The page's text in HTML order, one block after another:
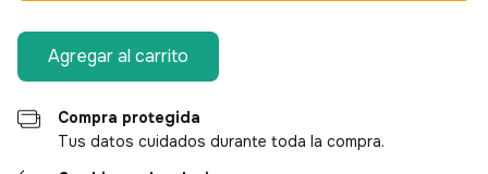
Compra protegida
Tus datos cuidados durante toda la compra.